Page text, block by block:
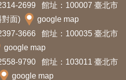
2699
館址：100007 臺北市
對面)
google map
3666
館址：100035 臺北市
google map
9790
館址：103011 臺北市
google map